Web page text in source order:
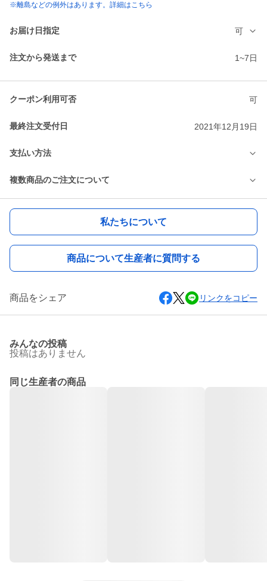
※離島などの例外はあります。詳細はこちら
お届け日指定 可
注文から発送まで 1~7日
クーポン利用可否 可
最終注文受付日 2021年12月19日
支払い方法
複数商品のご注文について
私たちについて
商品について生産者に質問する
商品をシェア リンクをコピー
みんなの投稿
投稿はありません
同じ生産者の商品